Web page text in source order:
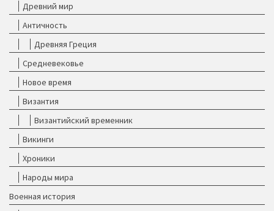
Древний мир
Античность
Древняя Греция
Средневековье
Новое время
Византия
Византийский временник
Викинги
Хроники
Народы мира
Военная история